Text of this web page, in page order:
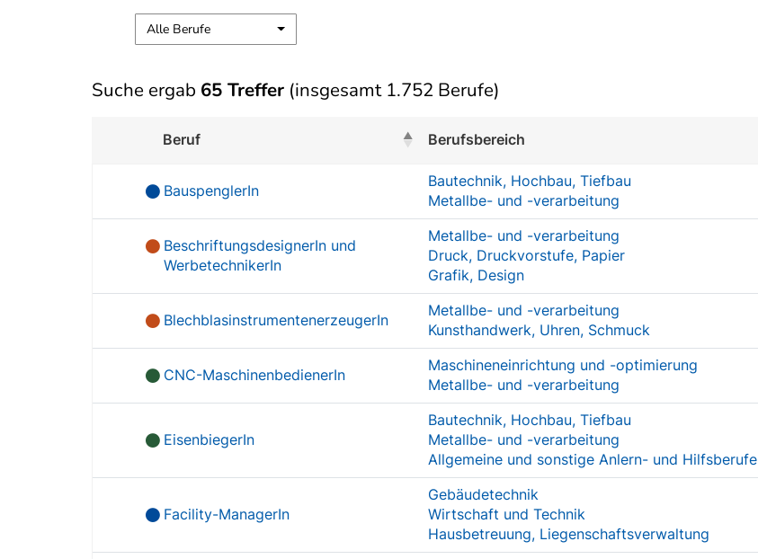
Alle Berufe
Suche ergab 65 Treffer (insgesamt 1.752 Berufe)
Beruf Berufsbereich
BauspenglerIn
Bautechnik, Hochbau, Tiefbau
Metallbe- und -verarbeitung
BeschriftungsdesignerIn und
WerbetechnikerIn
Metallbe- und -verarbeitung
Druck, Druckvorstufe, Papier
Grafik, Design
BlechblasinstrumentenerzeugerIn
Metallbe- und -verarbeitung
Kunsthandwerk, Uhren, Schmuck
CNC-MaschinenbedienerIn
Maschineneinrichtung und -optimierung
Metallbe- und -verarbeitung
EisenbiegerIn
Bautechnik, Hochbau, Tiefbau
Metallbe- und -verarbeitung
Allgemeine und sonstige Anlern- und Hilfsberufe
Facility-ManagerIn
Gebäudetechnik
Wirtschaft und Technik
Hausbetreuung, Liegenschaftsverwaltung